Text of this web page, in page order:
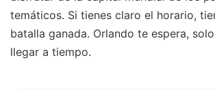
temáticos. Si tienes claro el horario,
batalla ganada. Orlando te espera,
llegar a tiempo.